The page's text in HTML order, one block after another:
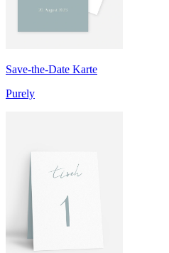
Save-the-Date Karte
Purely